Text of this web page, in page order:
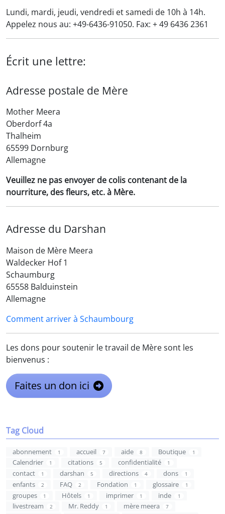
Lundi, mardi, jeudi, vendredi et samedi de 10h à 14h.
Appelez nous au: +49-6436-91050. Fax: + 49 6436 2361
Écrit une lettre:
Adresse postale de Mère
Mother Meera
Oberdorf 4a
Thalheim
65599 Dornburg
Allemagne
Veuillez ne pas envoyer de colis contenant de la
nourriture, des fleurs, etc. à Mère.
Adresse du Darshan
Maison de Mère Meera
Waldecker Hof 1
Schaumburg
65558 Balduinstein
Allemagne
Comment arriver à Schaumbourg
Les dons pour soutenir le travail de Mère sont les
bienvenus :
Faites un don ici
Tag Cloud
abonnement 1 accueil 7 aide 8 Boutique 1
Calendrier 1 citations 5 confidentialité 1
contact 1 darshan 5 directions 4 dons 1
enfants 2 FAQ 2 Fondation 1 glossaire 1
groupes 1 Hôtels 1 imprimer 1 inde 1
livestream 2 Mr. Reddy 1 mère meera 7